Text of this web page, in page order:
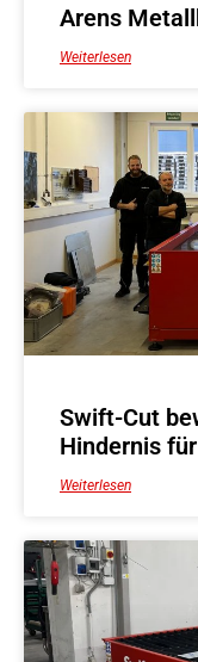
Arens
Weiterlesen
Swift-Cut
Hindernis
Weiterlesen